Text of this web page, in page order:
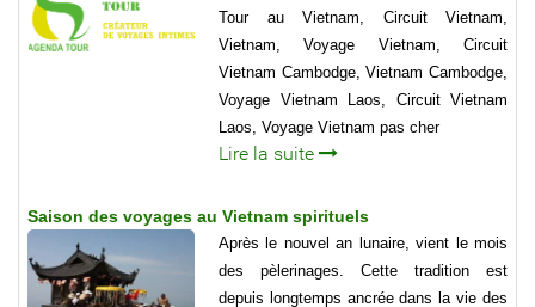
Tour au Vietnam, Circuit Vietnam,
Vietnam, Voyage Vietnam, Circuit
Vietnam Cambodge, Vietnam Cambodge,
Voyage Vietnam Laos, Circuit Vietnam
Laos, Voyage Vietnam pas cher
Lire la suite
Saison des voyages au Vietnam spirituels
Après le nouvel an lunaire, vient le mois
des pèlerinages. Cette tradition est
depuis longtemps ancrée dans la vie des